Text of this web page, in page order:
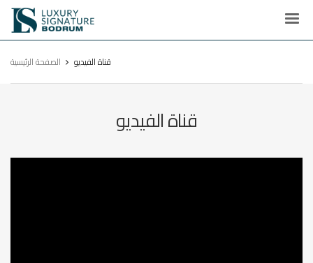
Luxury
Signature
الصفحة الرئيسية قناة الفيديو
قناة الفيديو